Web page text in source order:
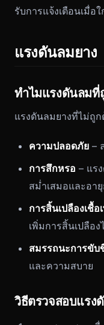
รับการแจ้งเตือนเมื่อ
แรงดันลมยาง
ทำไมแรงดันลมที่
แรงดันลมยางที่ไม่ถูก
ความปลอดภัย –
การสึกหรอ – แร
สม่ำเสมอและอา
การสิ้นเปลืองเชื้อ
เพิ่มการสิ้นเปลือง
สมรรถนะการขับ
และความสบาย
วิธีตรวจสอบแรง